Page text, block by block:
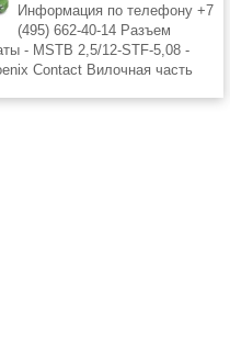
Информация по телефону +7
(495) 662-40-14 Разъем
- MSTB 2,5/12-STF-5,08 -
Contact Вилочная часть